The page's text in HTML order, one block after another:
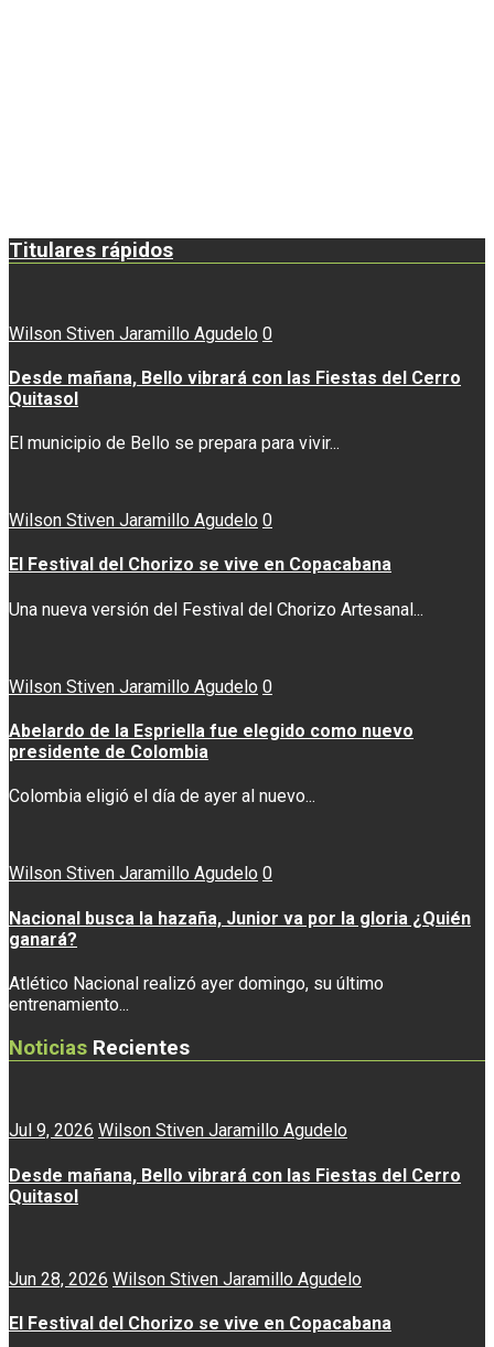
Titulares rápidos
Wilson Stiven Jaramillo Agudelo 0
Desde mañana, Bello vibrará con las Fiestas del Cerro
Quitasol
El municipio de Bello se prepara para vivir...
Wilson Stiven Jaramillo Agudelo 0
El Festival del Chorizo se vive en Copacabana
Una nueva versión del Festival del Chorizo Artesanal...
Wilson Stiven Jaramillo Agudelo 0
Abelardo de la Espriella fue elegido como nuevo
presidente de Colombia
Colombia eligió el día de ayer al nuevo...
Wilson Stiven Jaramillo Agudelo 0
Nacional busca la hazaña, Junior va por la gloria ¿Quién
ganará?
Atlético Nacional realizó ayer domingo, su último
entrenamiento...
Noticias Recientes
Jul 9, 2026 Wilson Stiven Jaramillo Agudelo
Desde mañana, Bello vibrará con las Fiestas del Cerro
Quitasol
Jun 28, 2026 Wilson Stiven Jaramillo Agudelo
El Festival del Chorizo se vive en Copacabana